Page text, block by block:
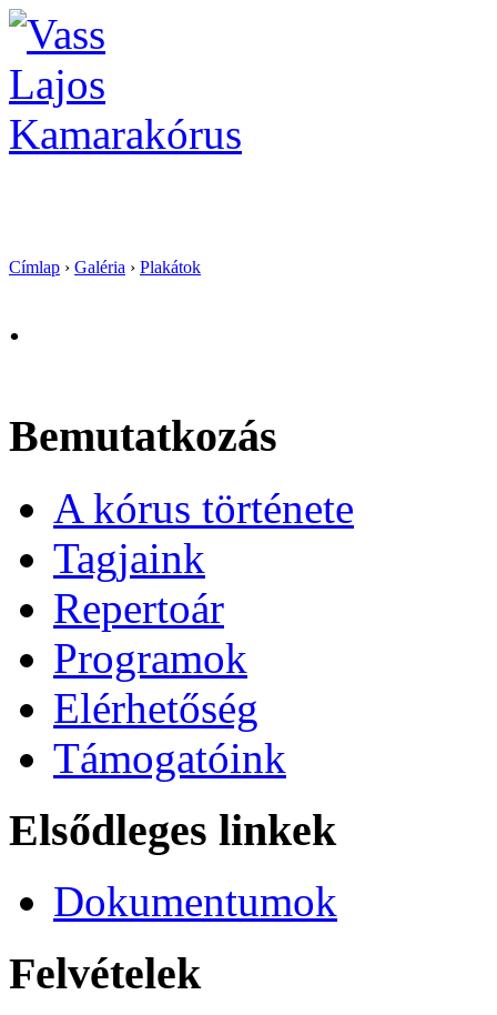
Címlap › Galéria › Plakátok
.
Bemutatkozás
A kórus története
Tagjaink
Repertoár
Programok
Elérhetőség
Támogatóink
Elsődleges linkek
Dokumentumok
Felvételek